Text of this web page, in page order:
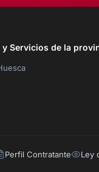
Servicios de la
Perfil Contratante Ley